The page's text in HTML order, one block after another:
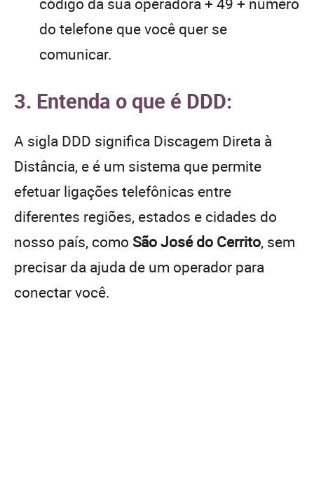
do telefone que você quer se
comunicar.
3. Entenda o que é DDD:
A sigla DDD significa Discagem Direta à
Distância, e é um sistema que permite
efetuar ligações telefônicas entre
diferentes regiões, estados e cidades do
nosso país, como São José do Cerrito, sem
precisar da ajuda de um operador para
conectar você.